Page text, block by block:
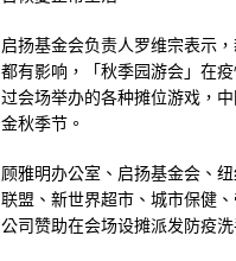
启扬基金会负责人罗维宗表示
都有影响，「秋季园游会」在
过会场举办的各种摊位游戏，
金秋季节。
顾雅明办公室、启扬基金会、
联盟、新世界超市、城市保健
公司赞助在会场设摊派发防疫